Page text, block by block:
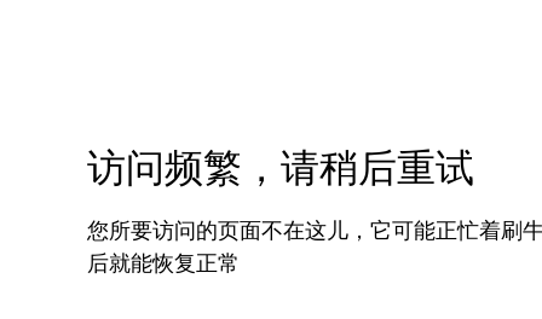
访问频繁，请稍后重试
您所要访问的页面不在这儿，它可能正忙着刷
后就能恢复正常